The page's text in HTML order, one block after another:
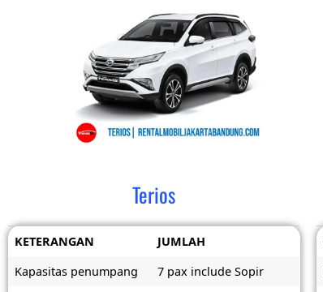
Terios
KETERANGAN
JUMLAH
Kapasitas penumpang
7 pax include Sopir